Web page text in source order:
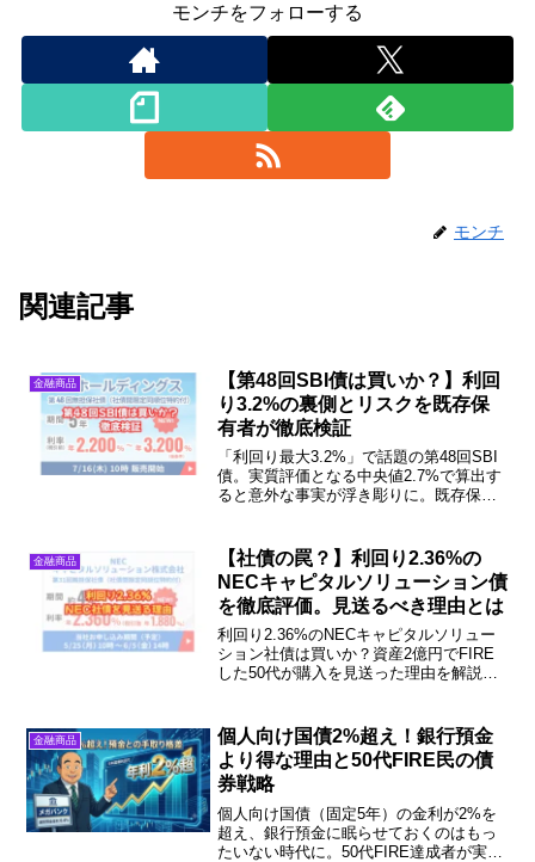
モンチをフォローする
モンチ
関連記事
金融商品
【第48回SBI債は買いか？】利回
り3.2%の裏側とリスクを既存保
有者が徹底検証
「利回り最大3.2%」で話題の第48回SBI
債。実質評価となる中央値2.7%で算出す
ると意外な事実が浮き彫りに。既存保有
「見送り」か、投資判断の基準を今すぐ
チェック！
金融商品
【社債の罠？】利回り2.36%の
NECキャピタルソリューション債
を徹底評価。見送るべき理由とは
利回り2.36%のNECキャピタルソリュー
ション社債は買いか？資産2億円でFIRE
した50代が購入を見送った理由を解説。
公開します。安全資産の運用に迷ってい
る方は必見！
金融商品
個人向け国債2%超え！銀行預金
より得な理由と50代FIRE民の債
券戦略
個人向け国債（固定5年）の金利が2%を
超え、銀行預金に眠らせておくのはもっ
たいない時代に。50代FIRE達成者が実践